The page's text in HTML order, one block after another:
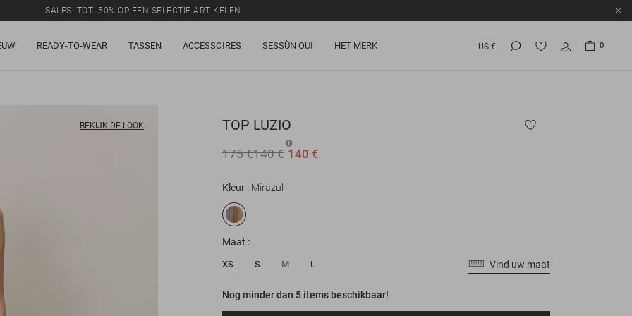
SALES: TOT -50% OP EEN SELECTIE ARTIKELEN.
READY-TO-WEAR TASSEN ACCESSOIRES SESSÙN OUI HET MERK US € 0
BEKIJK DE LOOK TOP LUZIO
175 €140 € 140 €
Kleur Mirazul
Maat
XS S M L Vind uw maat
Nog minder dan 5 items beschikbaar!